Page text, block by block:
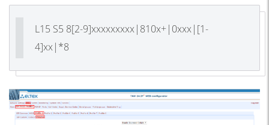
L15 S5 8[2-9]xxxxxxxxx|810x+|0xxx|[1-
4]xx|*8